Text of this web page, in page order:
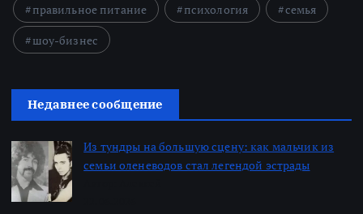
правильное питание
психология
семья
шоу-бизнес
Недавнее сообщение
Из тундры на большую сцену: как мальчик из
семьи оленеводов стал легендой эстрады